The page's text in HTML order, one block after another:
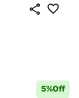
5%Off